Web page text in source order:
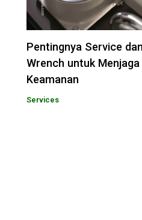
Pentingnya Service
Wrench untuk
Keamanan
Services